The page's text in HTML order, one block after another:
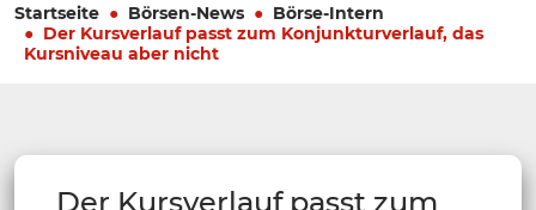
Startseite Börsen-News
Börse-Intern
Der Kursverlauf passt zum Konjunkturverlauf, das
Kursniveau aber nicht
Der Kursverlauf passt zum